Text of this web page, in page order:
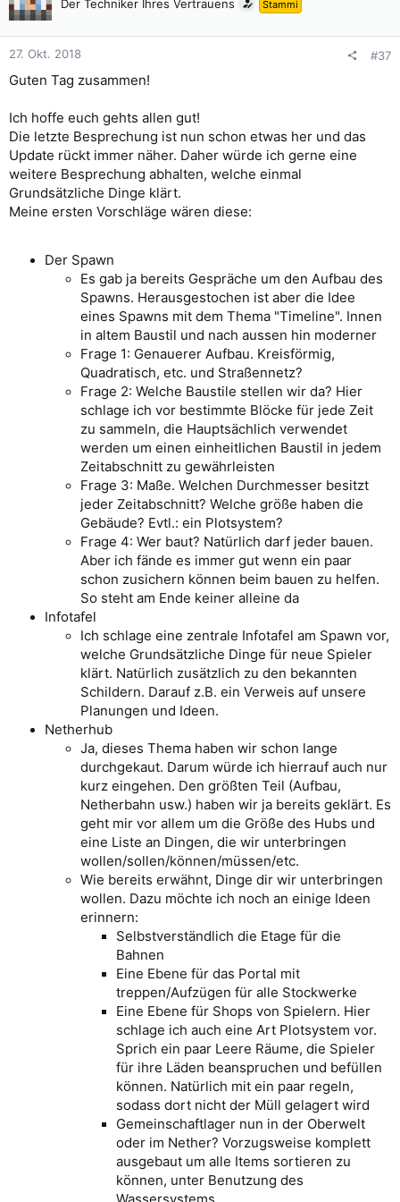
Der Techniker Ihres Vertrauens Stammi
27. Okt. 2018 #37
Guten Tag zusammen!
Ich hoffe euch gehts allen gut!
Die letzte Besprechung ist nun schon etwas her und das
Update rückt immer näher. Daher würde ich gerne eine
weitere Besprechung abhalten, welche einmal
Grundsätzliche Dinge klärt.
Meine ersten Vorschläge wären diese:
Der Spawn
Es gab ja bereits Gespräche um den Aufbau des
Spawns. Herausgestochen ist aber die Idee
eines Spawns mit dem Thema "Timeline". Innen
in altem Baustil und nach aussen hin moderner
Frage 1: Genauerer Aufbau. Kreisförmig,
Quadratisch, etc. und Straßennetz?
Frage 2: Welche Baustile stellen wir da? Hier
schlage ich vor bestimmte Blöcke für jede Zeit
zu sammeln, die Hauptsächlich verwendet
werden um einen einheitlichen Baustil in jedem
Zeitabschnitt zu gewährleisten
Frage 3: Maße. Welchen Durchmesser besitzt
jeder Zeitabschnitt? Welche größe haben die
Gebäude? Evtl.: ein Plotsystem?
Frage 4: Wer baut? Natürlich darf jeder bauen.
Aber ich fände es immer gut wenn ein paar
schon zusichern können beim bauen zu helfen.
So steht am Ende keiner alleine da
Infotafel
Ich schlage eine zentrale Infotafel am Spawn vor,
welche Grundsätzliche Dinge für neue Spieler
klärt. Natürlich zusätzlich zu den bekannten
Schildern. Darauf z.B. ein Verweis auf unsere
Planungen und Ideen.
Netherhub
Ja, dieses Thema haben wir schon lange
durchgekaut. Darum würde ich hierrauf auch nur
kurz eingehen. Den größten Teil (Aufbau,
Netherbahn usw.) haben wir ja bereits geklärt. Es
geht mir vor allem um die Größe des Hubs und
eine Liste an Dingen, die wir unterbringen
wollen/sollen/können/müssen/etc.
Wie bereits erwähnt, Dinge dir wir unterbringen
wollen. Dazu möchte ich noch an einige Ideen
erinnern:
Selbstverständlich die Etage für die
Bahnen
Eine Ebene für das Portal mit
treppen/Aufzügen für alle Stockwerke
Eine Ebene für Shops von Spielern. Hier
schlage ich auch eine Art Plotsystem vor.
Sprich ein paar Leere Räume, die Spieler
für ihre Läden beanspruchen und befüllen
können. Natürlich mit ein paar regeln,
sodass dort nicht der Müll gelagert wird
Gemeinschaftlager nun in der Oberwelt
oder im Nether? Vorzugsweise komplett
ausgebaut um alle Items sortieren zu
können, unter Benutzung des